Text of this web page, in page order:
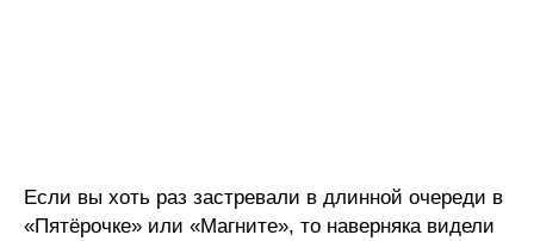
Если вы хоть раз застревали в длинной очереди в
«Пятёрочке» или «Магните», то наверняка видели